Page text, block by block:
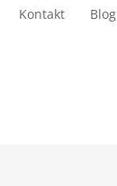
Kontakt Blog